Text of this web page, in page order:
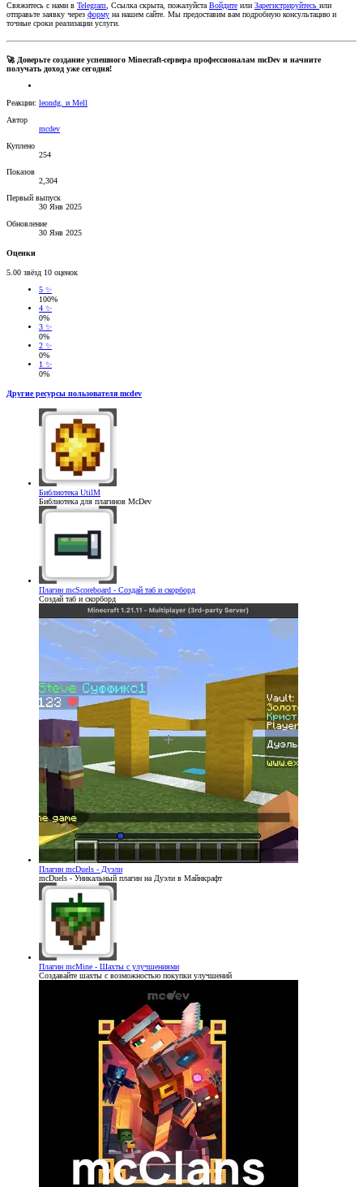
Свяжитесь с нами в Telegram, Ссылка скрыта, пожалуйстаВойдите или Зарегистрируйтесь или
отправьте заявку через форму на нашем сайте. Мы предоставим вам подробную консультацию и
точные сроки реализации услуги.
🚀 Доверьте создание успешного Minecraft-сервера профессионалам mcDev и начните
получать доход уже сегодня!
Реакции: leondg. и Mell
Автор
mcdev
Куплено
254
Показов
2,304
Первый выпуск
30 Янв 2025
Обновление
30 Янв 2025
Оценки
5.00 звёзд 10 оценок
5 ✨
100%
4 ✨
0%
3 ✨
0%
2 ✨
0%
1 ✨
0%
Другие ресурсы пользователя mcdev
Библиотека UtilM
Библиотека для плагинов McDev
Плагин mcScoreboard - Создай таб и скорборд
Создай таб и скорборд
Плагин mcDuels - Дуэли
mcDuels - Уникальный плагин на Дуэли в Майнкрафт
Плагин mcMine - Шахты с улучшениями
Создавайте шахты с возможностью покупки улучшений